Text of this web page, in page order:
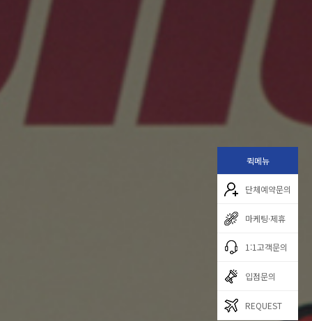
퀵메뉴
단체예약문의
마케팅·제휴
1:1고객문의
입점문의
REQUEST